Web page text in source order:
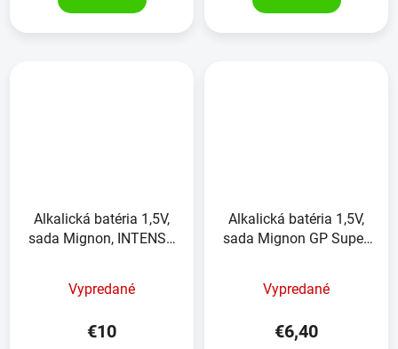
Alkalická batéria 1,5V,
sada Mignon, INTENSO
Vypredané
€10
Alkalická batéria 1,5V,
sada Mignon GP Super,
Vypredané
€6,40